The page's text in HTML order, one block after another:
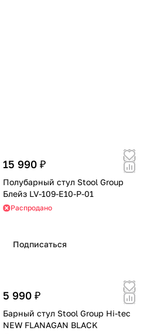
15 990 ₽
Полубарный стул Stool Group
Блейз LV-109-E10-P-01
Распродано
Подписаться
5 990 ₽
Барный стул Stool Group Hi-tec
NEW FLANAGAN BLACK